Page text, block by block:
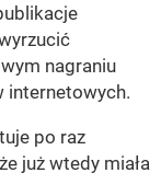
nagraniu
internetowych.
po raz
już wtedy miała